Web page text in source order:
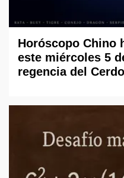
Horóscopo Chino
este miércoles 5
regencia del